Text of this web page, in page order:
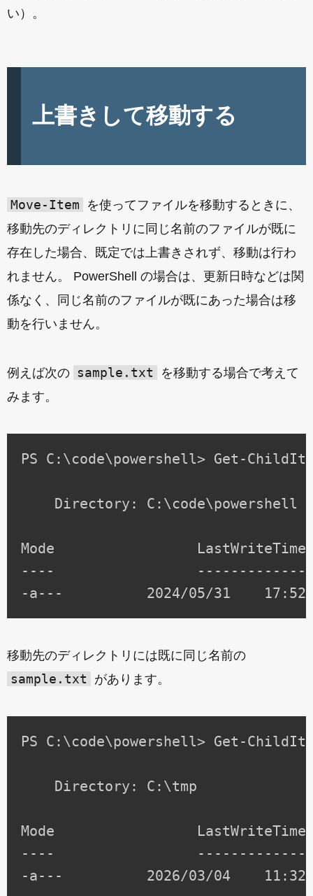
い）。
上書きして移動する
Move-Item
を使ってファイルを移動するときに、
移動先のディレクトリに同じ名前のファイルが既に
存在した場合、既定では上書きされず、移動は行わ
れません。 PowerShell の場合は、更新日時などは関
係なく、同じ名前のファイルが既にあった場合は移
動を行いません。
例えば次の sample.txt
を移動する場合で考えて
みます。
PS C:\code\powershell> Get-
    Directory: C:\code\powershell
Mode                 LastWriteTime
----
移動先のディレクトリには既に同じ名前の
sample.txt があります。
PS C:\code\powershell> Get-
    Directory: C:\tmp
Mode                 LastWriteTime
----